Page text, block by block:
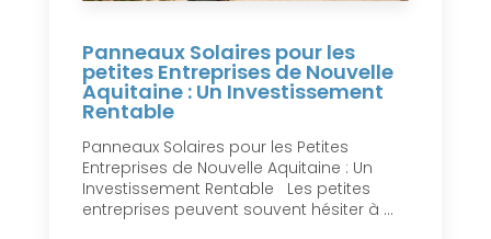
Panneaux Solaires pour les
petites Entreprises de Nouvelle
Aquitaine : Un Investissement
Rentable
Panneaux Solaires pour les Petites
Entreprises de Nouvelle Aquitaine : Un
Investissement Rentable Les petites
entreprises peuvent souvent hésiter à ...